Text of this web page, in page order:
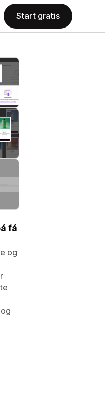
Start gratis
få
og